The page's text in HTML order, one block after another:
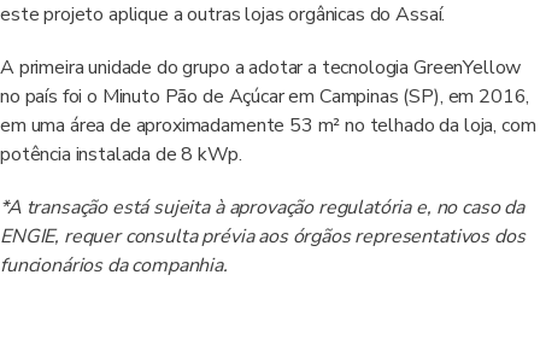
este projeto aplique a outras lojas orgânicas do Assaí.
A primeira unidade do grupo a adotar a tecnologia GreenYellow
no país foi o Minuto Pão de Açúcar em Campinas (SP), em 2016,
em uma área de aproximadamente 53 m² no telhado da loja, com
potência instalada de 8 kWp.
*A transação está sujeita à aprovação regulatória e, no caso da
ENGIE, requer consulta prévia aos órgãos representativos dos
funcionários da companhia.